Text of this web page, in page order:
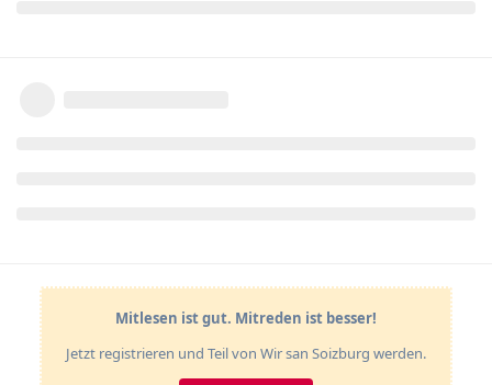
Mitlesen ist gut. Mitreden ist besser!
Jetzt registrieren und Teil von Wir san Soizburg werden.